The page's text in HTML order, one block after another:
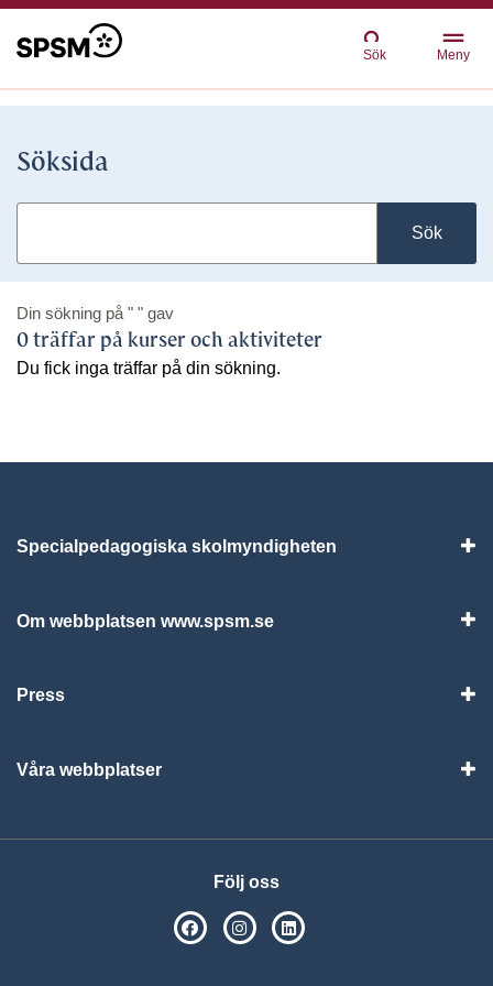
Sök Meny
Söksida
Sök
Din sökning på " " gav
0 träffar på kurser och aktiviteter
Du fick inga träffar på din sökning.
Specialpedagogiska skolmyndigheten
Om webbplatsen www.spsm.se
Press
Våra webbplatser
Följ oss
SPSM på Facebook
SPSM på Instagram